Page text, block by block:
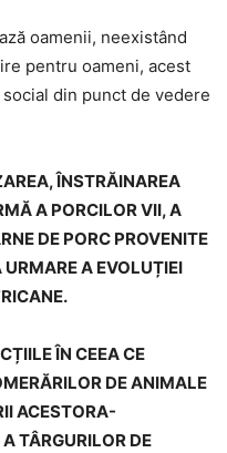
oamenii, neexistând
pentru oameni, acest
din punct de vedere
ÎNSTRĂINAREA
A PORCILOR VII, A
DE PORC PROVENITE
URMARE A EVOLUȚIEI
ÎN CEEA CE
DE ANIMALE
ACESTORA-
TÂRGURILOR DE